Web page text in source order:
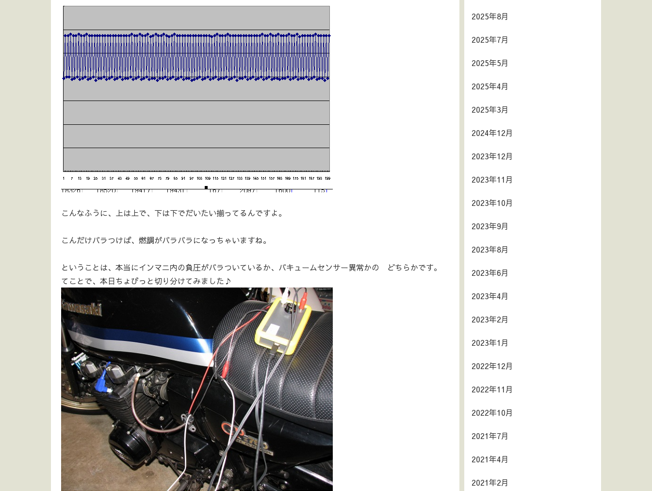
こんなふうに、上は上で、下は下でだいたい揃ってるんですよ。
こんだけバラつけば、燃調がバラバラになっちゃいますね。
ということは、本当にインマニ内の負圧がバラついているか、バキュームセンサー異常かの どちらかです。
てことで、本日ちょびっと切り分けてみました♪
2025年8月
2025年7月
2025年5月
2025年4月
2025年3月
2024年12月
2023年12月
2023年11月
2023年10月
2023年9月
2023年8月
2023年6月
2023年4月
2023年2月
2023年1月
2022年12月
2022年11月
2022年10月
2021年7月
2021年4月
2021年2月